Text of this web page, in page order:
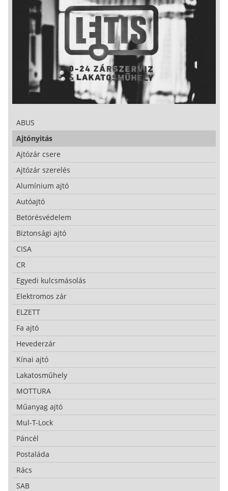
ABUS
Ajtónyitás
Ajtózár csere
Ajtózár szerelés
Alumínium ajtó
Autóajtó
Betörésvédelem
Biztonsági ajtó
CISA
CR
Egyedi kulcsmásolás
Elektromos zár
ELZETT
Fa ajtó
Hevederzár
Kínai ajtó
Lakatosműhely
MOTTURA
Műanyag ajtó
Mul-T-Lock
Páncél
Postaláda
Rács
SAB